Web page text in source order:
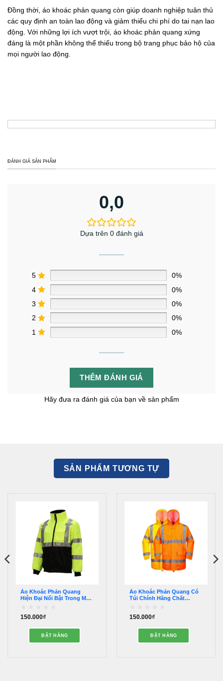
Đồng thời, áo khoác phản quang còn giúp doanh nghiệp tuân thủ
các quy định an toàn lao động và giảm thiểu chi phí do tai nạn lao
động. Với những lợi ích vượt trội, áo khoác phản quang xứng
đáng là một phần không thể thiếu trong bộ trang phục bảo hộ của
mọi người lao động.
ĐÁNH GIÁ SẢN PHẨM
0,0
Dựa trên 0 đánh giá
5
0%
4
0%
3
0%
2
0%
1
0%
THÊM ĐÁNH GIÁ
Hãy đưa ra đánh giá của bạn về sản phẩm
SẢN PHẨM TƯƠNG TỰ
Áo Khoác Phản Quang
Hiện Đại Nổi Bật Trong Mọi
Được
hạng
150.000₫
ĐẶT HÀNG
Áo Khoác Phản Quang Có
Túi Chính Hãng Chất
Được
hạng
150.000₫
ĐẶT HÀNG